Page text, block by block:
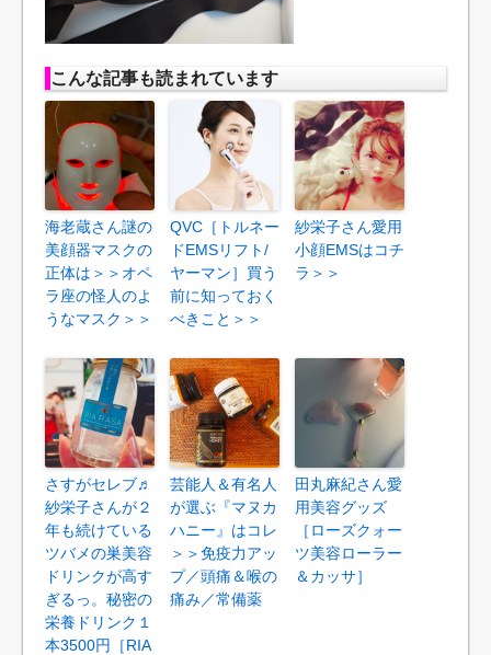
こんな記事も読まれています
海老蔵さん謎の
美顔器マスクの
正体は＞＞オペ
ラ座の怪人のよ
うなマスク＞＞
QVC［トルネー
ドEMSリフト/
ヤーマン］買う
前に知っておく
べきこと＞＞
紗栄子さん愛用
小顔EMSはコチ
ラ＞＞
さすがセレブ♬
紗栄子さんが２
年も続けている
ツバメの巣美容
ドリンクが高す
ぎるっ。秘密の
栄養ドリンク１
本3500円［RIA
芸能人＆有名人
が選ぶ『マヌカ
ハニー』はコレ
＞＞免疫力アッ
プ／頭痛＆喉の
痛み／常備薬
田丸麻紀さん愛
用美容グッズ
［ローズクォー
ツ美容ローラー
＆カッサ］